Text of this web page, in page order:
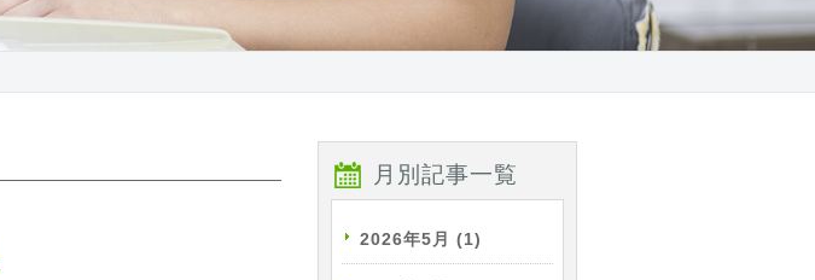
月別記事一覧
2026年5月 (1)